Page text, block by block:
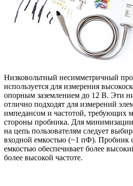
Низковольтный несимметричный
используется для измерения
опорным заземлением до 12 В. Эти
отлично подходят для измерений
импедансом и частотой, требующих
стороны пробника. Для
на цепь пользователям следует
входной емкостью (~1 пФ). Пробник
емкостью обеспечивает более
более высокой частоте.